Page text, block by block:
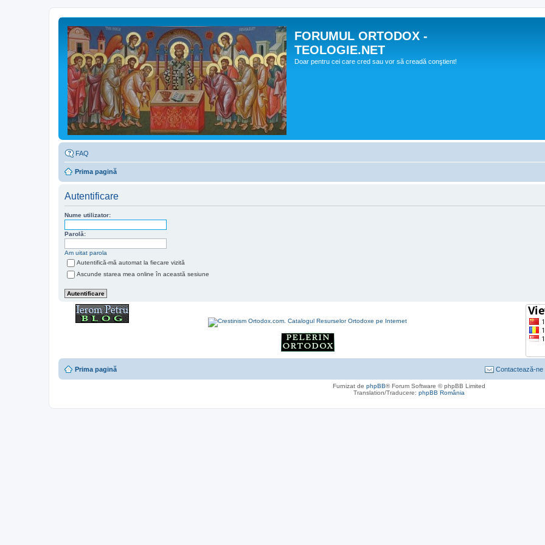
FORUMUL ORTODOX -
TEOLOGIE.NET
Doar pentru cei care cred sau vor să creadă conştient!
FAQ
Prima pagină
Autentificare
Nume utilizator:
Parolă:
Am uitat parola
Autentifică-mă automat la fiecare vizită
Ascunde starea mea online în această sesiune
Prima pagină Contactează-ne
Furnizat de phpBB® Forum Software © phpBB Limited
Translation/Traducere: phpBB România